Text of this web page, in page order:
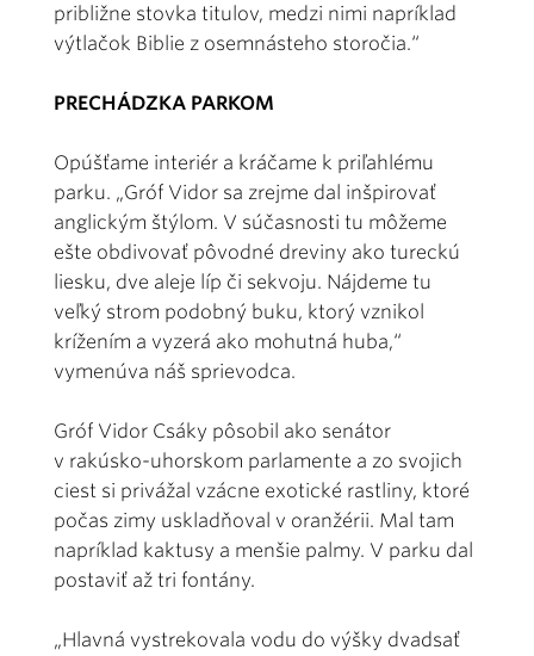
približne stovka titulov, medzi nimi napríklad
výtlačok Biblie z osemnásteho storočia.“
PRECHÁDZKA PARKOM
Opúšťame interiér a kráčame k priľahlému
parku. „Gróf Vidor sa zrejme dal inšpirovať
anglickým štýlom. V súčasnosti tu môžeme
ešte obdivovať pôvodné dreviny ako tureckú
liesku, dve aleje líp či sekvoju. Nájdeme tu
veľký strom podobný buku, ktorý vznikol
krížením a vyzerá ako mohutná huba,“
vymenúva náš sprievodca.
Gróf Vidor Csáky pôsobil ako senátor
v rakúsko-uhorskom parlamente a zo svojich
ciest si privážal vzácne exotické rastliny, ktoré
počas zimy uskladňoval v oranžérii. Mal tam
napríklad kaktusy a menšie palmy. V parku dal
postaviť až tri fontány.
„Hlavná vystrekovala vodu do výšky dvadsať